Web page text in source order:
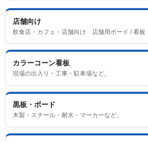
店舗向け
飲食店・カフェ・店舗向け 店舗用ボード / 看板
カラーコーン看板
現場の出入り・工事・駐車場など。
黒板・ボード
木製・スチール・耐水・マーカーなど。